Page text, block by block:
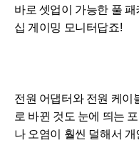
바로 셋업이 가능한 풀
십 게이밍 모니터답죠!
전원 어댑터와 전원 케이
로 바뀐 것도 눈에 띄는
나 오염이 훨씬 덜해서